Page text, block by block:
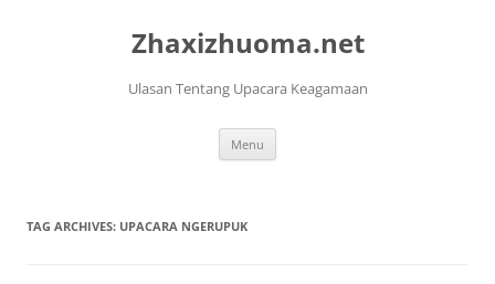
Zhaxizhuoma.net
Ulasan Tentang Upacara Keagamaan
Menu
TAG ARCHIVES: UPACARA NGERUPUK